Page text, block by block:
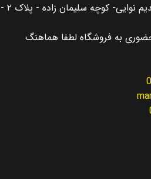
مناسب برای النترا Elantra
تهران - خیابان ملت - کوچه قدیم نوایی- کوچه سلیمان زاده - پلاک ۲ -
به فروشگاه لطفا هماهنگ